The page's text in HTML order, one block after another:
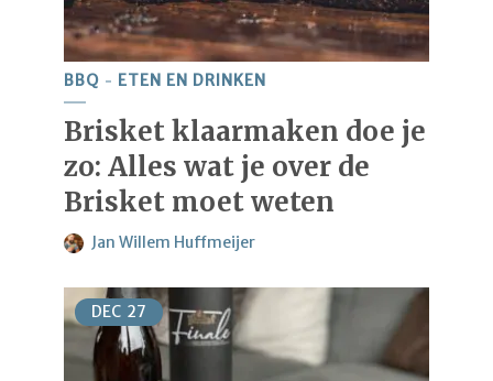
BBQ ETEN EN DRINKEN
Brisket klaarmaken doe je
zo: Alles wat je over de
Brisket moet weten
Jan Willem Huffmeijer
DEC 27